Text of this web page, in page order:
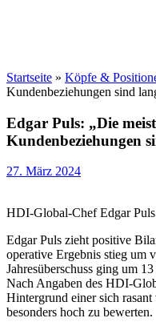
Startseite » Köpfe &
Kundenbeziehungen sind
Edgar Puls: „Die
Kundenbeziehungen
27. März 2024
HDI-Global-Chef Edgar
Edgar Puls zieht positive
operative Ergebnis stieg um
Jahresüberschuss ging um
Nach Angaben des HDI-
Hintergrund einer sich
besonders hoch zu bewerten.